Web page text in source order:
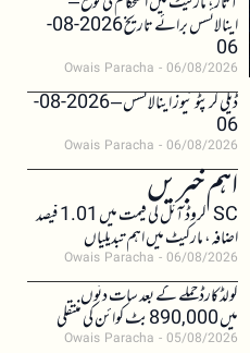
اینالائسس برائے تاریخ 2026-08-
06
Owais Paracha 06/08/2026
ڈیلی کرپٹو نیوز اینالائسس – 2026-08-
06
Owais Paracha 06/08/2026
اہم خبریں SC کروڈ آئل کی قیمت میں 1.01 فیصد
اضافہ، مارکیٹ میں اہم تبدیلیاں
Owais Paracha 06/08/2026
کولڈکارڈ حملے کے بعد سات دنوں
میں 890,000 بٹ کوائن کی منتقلی
Owais Paracha 05/08/2026